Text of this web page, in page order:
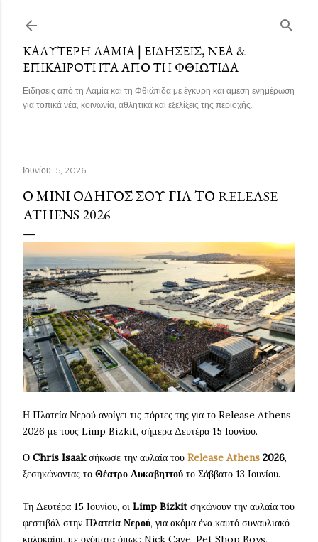
ΚΑΛΎΤΕΡΗ ΛΑΜΊΑ | ΕΙΔΉΣΕΙΣ, ΝΈΑ &
ΕΠΙΚΑΙΡΌΤΗΤΑ ΑΠΌ ΤΗ ΦΘΙΏΤΙΔΑ
Ειδήσεις από τη Λαμία και τη Φθιώτιδα με έγκυρη και άμεση ενημέρωση
για τοπικά νέα, κοινωνία, αθλητικά και εξελίξεις της περιοχής.
Ιουνίου 15, 2026
Ο ΜΊΝΙ ΟΔΗΓΌΣ ΣΟΥ ΓΙΑ ΤΟ RELEASE
ATHENS 2026
Η Πλατεία Νερού ανοίγει τις πόρτες της για το Release Athens
2026 με τους Limp Bizkit, σήμερα Δευτέρα 15 Ιουνίου.
Ο Chris Isaakσήκωσε την αυλαία του Release Athens 2026,
ξεσηκώνοντας το Θέατρο Λυκαβηττού το Σάββατο 13 Ιουνίου.
Τη Δευτέρα 15 Ιουνίου, οι Limp Bizkitσηκώνουν την αυλαία του
φεστιβάλ στην Πλατεία Νερού, για ακόμα ένα καυτό συναυλιακό
καλοκαίρι, με ονόματα όπως: Nick Cave, Pet Shop Boys,